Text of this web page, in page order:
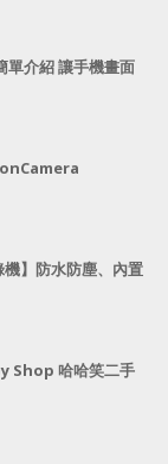
介紹 讓手機畫面
】防水防塵、內置
Shop 哈哈笑二手